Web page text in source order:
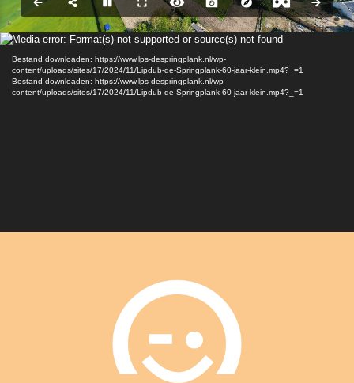
Videospeler
Media error: Format(s) not supported or source(s) not found
Bestand downloaden: https://www.lps-despringplank.nl/wp-
content/uploads/sites/17/2024/11/Lipdub-de-Springplank-60-jaar-klein.mp4?_=1
Bestand downloaden: https://www.lps-despringplank.nl/wp-
content/uploads/sites/17/2024/11/Lipdub-de-Springplank-60-jaar-klein.mp4?_=1